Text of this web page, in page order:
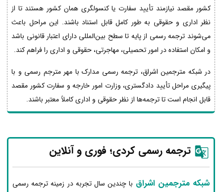
کشور مقصد نیازمند تأیید سفارت یا کنسولگری همان کشور هستند تا از
نظر اداری و حقوقی به طور کامل قابل استناد باشند. این مراحل باعث
می‌شوند ترجمه رسمی از پایه تا سطح بین‌المللی دارای اعتبار قانونی باشد
و امکان استفاده در امور تحصیلی، مهاجرتی، حقوقی و اداری را فراهم کند.
در شبکه مترجمین اشراق، ترجمه رسمی مدارک با مهر مترجم رسمی و با
پیگیری مراحل تأیید دادگستری، وزارت امور خارجه و سفارت کشور مقصد
قابل انجام است تا ترجمه‌ها از نظر حقوقی و اداری کاملاً معتبر باشند.
ترجمه رسمی کردی؛ فوری و آنلاین
شبکه مترجمین اشراق با چندین سال تجربه در زمینه ترجمه رسمی